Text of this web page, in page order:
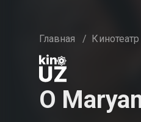
Главная / Кинотеатр
O